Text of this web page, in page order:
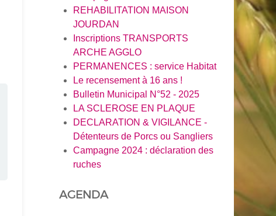
REHABILITATION MAISON
JOURDAN
Inscriptions TRANSPORTS
ARCHE AGGLO
PERMANENCES : service Habitat
Le recensement à 16 ans !
Bulletin Municipal N°52 - 2025
LA SCLEROSE EN PLAQUE
DECLARATION & VIGILANCE -
Détenteurs de Porcs ou Sangliers
Campagne 2024 : déclaration des
ruches
AGENDA